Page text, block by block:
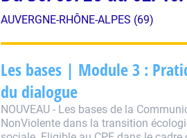
AUVERGNE-RHÔNE-ALPES (69)
Les bases | Module 3 :
du dialogue
NOUVEAU - Les bases de la
NonViolente dans la transition